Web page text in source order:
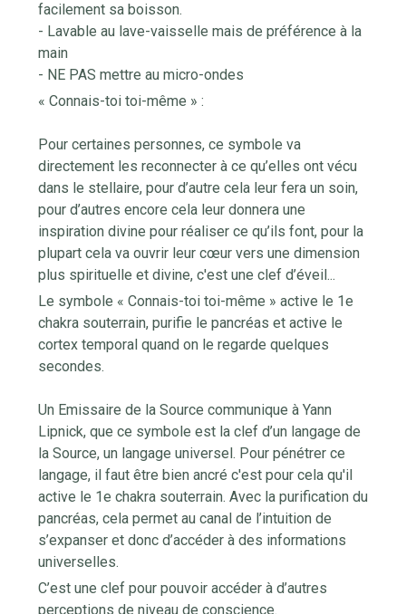
facilement sa boisson.
- Lavable au lave-vaisselle mais de préférence à la
main
- NE PAS mettre au micro-ondes
« Connais-toi toi-même » :
Pour certaines personnes, ce symbole va
directement les reconnecter à ce qu’elles ont vécu
dans le stellaire, pour d’autre cela leur fera un soin,
pour d’autres encore cela leur donnera une
inspiration divine pour réaliser ce qu’ils font, pour la
plupart cela va ouvrir leur cœur vers une dimension
plus spirituelle et divine, c'est une clef d’éveil...
Le symbole « Connais-toi toi-même » active le 1e
chakra souterrain, purifie le pancréas et active le
cortex temporal quand on le regarde quelques
secondes.
Un Emissaire de la Source communique à Yann
Lipnick, que ce symbole est la clef d’un langage de
la Source, un langage universel. Pour pénétrer ce
langage, il faut être bien ancré c'est pour cela qu'il
active le 1e chakra souterrain. Avec la purification du
pancréas, cela permet au canal de l’intuition de
s’expanser et donc d’accéder à des informations
universelles.
C’est une clef pour pouvoir accéder à d’autres
perceptions de niveau de conscience.